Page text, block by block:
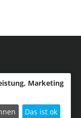
Marketing
Das ist ok